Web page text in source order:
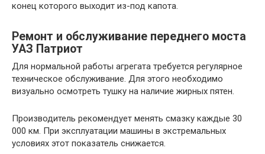
конец которого выходит из-под капота.
Ремонт и обслуживание переднего моста
УАЗ Патриот
Для нормальной работы агрегата требуется регулярное
техническое обслуживание. Для этого необходимо
визуально осмотреть тушку на наличие жирных пятен.
Производитель рекомендует менять смазку каждые 30
000 км. При эксплуатации машины в экстремальных
условиях этот показатель снижается.